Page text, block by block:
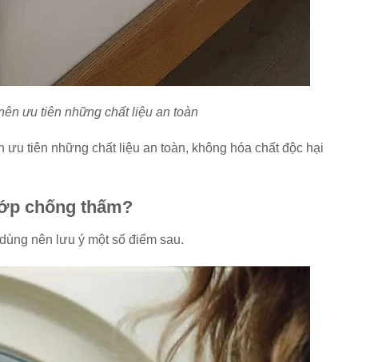
ưu tiên những chất liệu an toàn
tiên những chất liệu an toàn, không hóa chất độc hại
chống thấm?
nên lưu ý một số điểm sau.